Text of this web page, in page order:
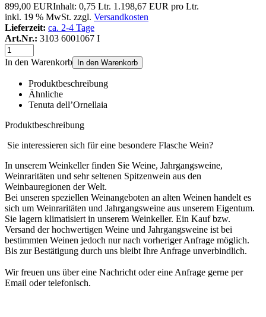
899,00 EURInhalt: 0,75 Ltr. 1.198,67 EUR pro Ltr.
inkl. 19 % MwSt. zzgl. Versandkosten
Lieferzeit: ca. 2-4 Tage
Art.Nr.: 3103 6001067 I
In den Warenkorb In den Warenkorb
Produktbeschreibung
Ähnliche
Tenuta dell’Ornellaia
Produktbeschreibung
Sie interessieren sich für eine besondere Flasche Wein?
In unserem Weinkeller finden Sie Weine, Jahrgangsweine,
Weinraritäten und sehr seltenen Spitzenwein aus den
Weinbauregionen der Welt.
Bei unseren speziellen Weinangeboten an alten Weinen handelt es
sich um Weinraritäten und Jahrgangsweine aus unserem Eigentum.
Sie lagern klimatisiert in unserem Weinkeller. Ein Kauf bzw.
Versand der hochwertigen Weine und Jahrgangsweine ist bei
bestimmten Weinen jedoch nur nach vorheriger Anfrage möglich.
Bis zur Bestätigung durch uns bleibt Ihre Anfrage unverbindlich.
Wir freuen uns über eine Nachricht oder eine Anfrage gerne per
Email oder telefonisch.